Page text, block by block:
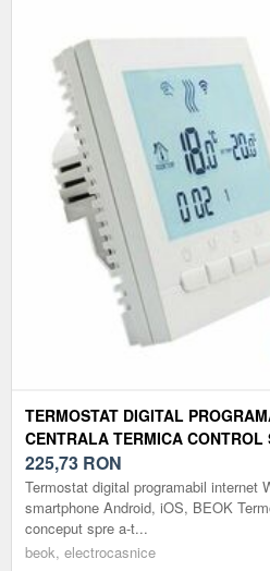
TERMOSTAT DIGITAL
CENTRALA TERMICA CONTROL
IOS, BEOK
225,73 RON
Termostat digital programabil internet
smartphone Android, iOS, BEOK
conceput spre a-t...
beok, electrocasnice